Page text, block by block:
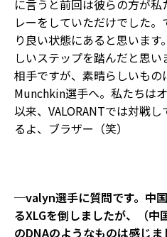
に言うと前回は彼らの方が
レーをしていただけでした
り良い状態にあると思いま
しいステップを踏んだと思
相手ですが、素晴らしいもの
Munchkin選手へ。私たちは
以来、VALORANTでは対戦
るよ、ブラザー（笑）
─valyn選手に質問です。中
るXLGを倒しましたが、（
のDNAのようなものは感じま